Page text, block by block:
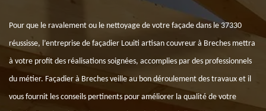
Pour que le ravalement ou le nettoyage de votre façade dans le 37330
réussisse, l’entreprise de façadier Louiti artisan couvreur à Breches mettra
à votre profit des réalisations soignées, accomplies par des professionnels
du métier. Façadier à Breches veille au bon déroulement des travaux et il
vous fournit les conseils pertinents pour améliorer la qualité de votre